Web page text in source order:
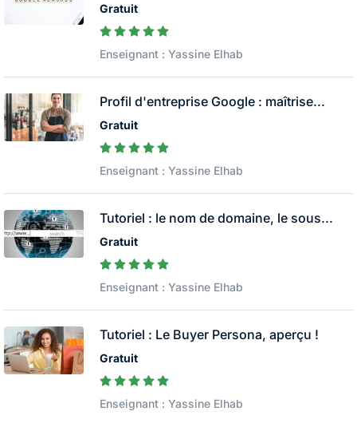
Gratuit
Enseignant : Yassine Elhab
Profil d'entreprise Google : maîtrise...
Gratuit
Enseignant : Yassine Elhab
Tutoriel : le nom de domaine, le sous...
Gratuit
Enseignant : Yassine Elhab
Tutoriel : Le Buyer Persona, aperçu !
Gratuit
Enseignant : Yassine Elhab